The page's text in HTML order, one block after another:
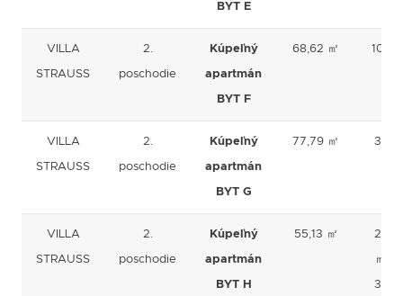
BYT E
VILLA
STRAUSS
2.
poschodie
Kúpeľný
apartmán
BYT F
68,62 ㎡ 10,52
VILLA
STRAUSS
2.
poschodie
Kúpeľný
apartmán
BYT G
77,79 ㎡ 3,60
VILLA
STRAUSS
2.
poschodie
Kúpeľný
apartmán
BYT H
55,13 ㎡ 2,70
㎡ +
3,60